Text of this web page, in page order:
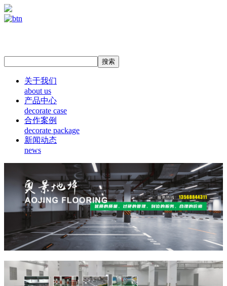
关于我们
about us
产品中心
decorate case
合作案例
decorate package
新闻动态
news